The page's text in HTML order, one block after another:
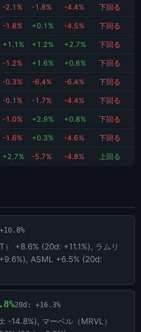
-2.1% -1.8% -4.4% 下回る
-1.8% +0.1% -4.5% 下回る
+1.1% +1.2% +2.7% 下回る
-1.2% +1.6% +0.6% 下回る
-0.3% -6.4% -6.4% 下回る
-0.1% -1.7% -4.4% 下回る
-1.0% +2.9% +0.8% 下回る
-1.6% +0.3% -4.6% 下回る
+2.7% -5.7% -4.8% 上回る
） +8.6% (20d: +11.1%), ラムリ
ASML +6.5% (20d:
20d: +16.3%
-14.8%), マーベル（MRVL）